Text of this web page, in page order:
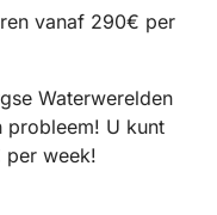
vanaf 290€ per
Waterwerelden
probleem! U kunt
per week!